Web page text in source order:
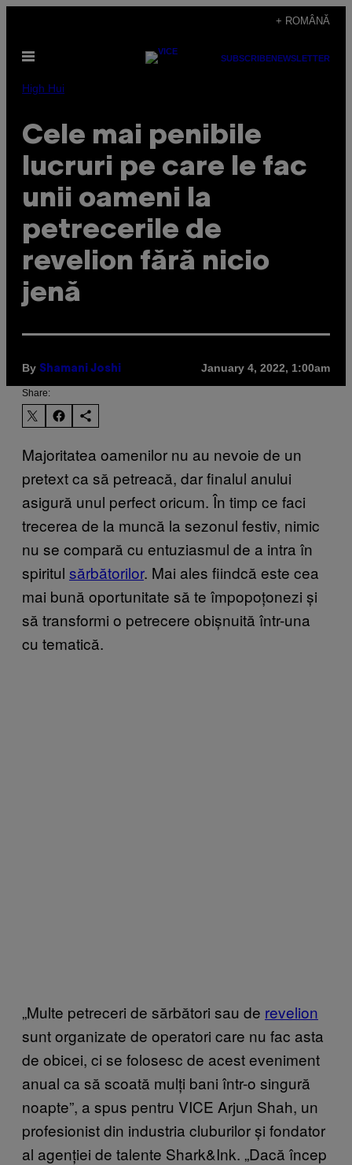
content
+ ROMÂNĂ
Open
SUBSCRIBENEWSLETTER
High Hui
Cele mai penibile
lucruri pe care le fac
unii oameni la
petrecerile de
revelion fără nicio
jenă
By Shamani Joshi January 4, 2022, 1:00am
Share:
Majoritatea oamenilor nu au nevoie de un
pretext ca să petreacă, dar finalul anului
asigură unul perfect oricum. În timp ce faci
trecerea de la muncă la sezonul festiv, nimic
nu se compară cu entuziasmul de a intra în
spiritul sărbătorilor. Mai ales fiindcă este cea
mai bună oportunitate să te împopoțonezi și
să transformi o petrecere obișnuită într-una
cu tematică.
„Multe petreceri de sărbători sau de revelion
sunt organizate de operatori care nu fac asta
de obicei, ci se folosesc de acest eveniment
anual ca să scoată mulți bani într-o singură
noapte”, a spus pentru VICE Arjun Shah, un
profesionist din industria cluburilor și fondator
al agenției de talente Shark&Ink. „Dacă încep